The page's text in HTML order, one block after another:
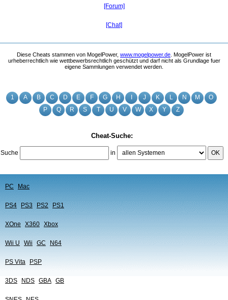
1 A B C D E F G H J K L N M
O
P
Q R S T U V W X Y Z
Cheat-Suche:
Suche in OK
PC Mac
PS4 PS3 PS2 PS1
XOne X360 Xbox
Wii U Wii GC N64
PS Vita PSP
3DS NDS GBA GB
[Forum]
[Chat]
Diese Cheats stammen von MogelPower, www.mogelpower.de . MogelPower ist
urheberrechtlich wie wettbewerbsrechtlich geschützt und darf nicht als Grundlage fuer
eigene Sammlungen verwendet werden.